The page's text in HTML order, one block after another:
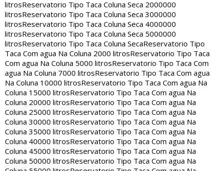
litrosReservatorio Tipo Taca Coluna Seca 2000000
litrosReservatorio Tipo Taca Coluna Seca 3000000
litrosReservatorio Tipo Taca Coluna Seca 4000000
litrosReservatorio Tipo Taca Coluna Seca 5000000
litrosReservatorio Tipo Taca Coluna SecaReservatorio Tipo
Taca Com agua Na Coluna 2000 litrosReservatorio Tipo Taca
Com agua Na Coluna 5000 litrosReservatorio Tipo Taca Com
agua Na Coluna 7000 litrosReservatorio Tipo Taca Com agua
Na Coluna 10000 litrosReservatorio Tipo Taca Com agua Na
Coluna 15000 litrosReservatorio Tipo Taca Com agua Na
Coluna 20000 litrosReservatorio Tipo Taca Com agua Na
Coluna 25000 litrosReservatorio Tipo Taca Com agua Na
Coluna 30000 litrosReservatorio Tipo Taca Com agua Na
Coluna 35000 litrosReservatorio Tipo Taca Com agua Na
Coluna 40000 litrosReservatorio Tipo Taca Com agua Na
Coluna 45000 litrosReservatorio Tipo Taca Com agua Na
Coluna 50000 litrosReservatorio Tipo Taca Com agua Na